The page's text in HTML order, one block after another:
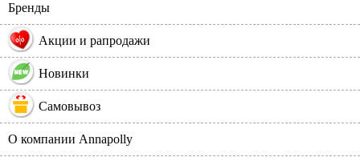
Бренды
% Акции и рапродажи
Новинки
Самовывоз
О компании Annapolly